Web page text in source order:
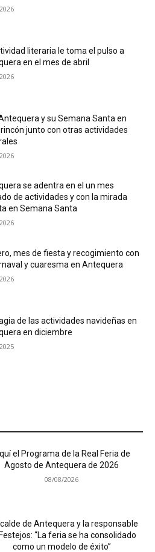
literaria le toma el pulso a
en el mes de abril
y su Semana Santa en
junto con otras actividades
se adentra en el un mes
de actividades y con la mirada
en Semana Santa
mes de fiesta y recogimiento con
y cuaresma en Antequera
de las actividades navideñas en
en diciembre
el Programa de la Real Feria de
Agosto de Antequera de 2026
08/08/2026
de Antequera y la responsable
“La feria se ha consolidado
como un modelo de éxito”